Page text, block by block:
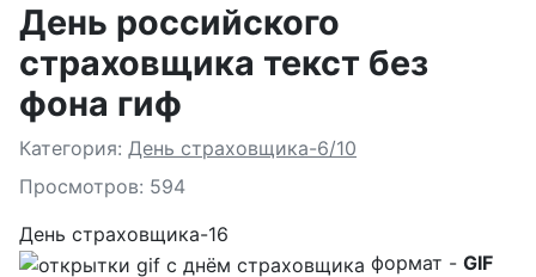
День российского
страховщика текст без
фона гиф
Подробности
Категория: День страховщика-6/10
Просмотров: 594
День страховщика-16
формат - GIF